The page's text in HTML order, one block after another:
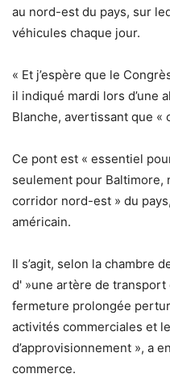
au nord-est du pays, sur
véhicules chaque jour.
« Et j’espère que le
il indiqué mardi lors d’une
Blanche, avertissant que «
Ce pont est « essentiel
seulement pour Baltimore,
corridor nord-est » du
américain.
Il s’agit, selon la chambre
d' »une artère de transport
fermeture prolongée
activités commerciales et
d’approvisionnement », a
commerce.